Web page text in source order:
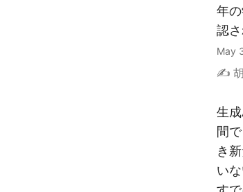
年
認さ
May
✍️ 胡
生
間
き
い